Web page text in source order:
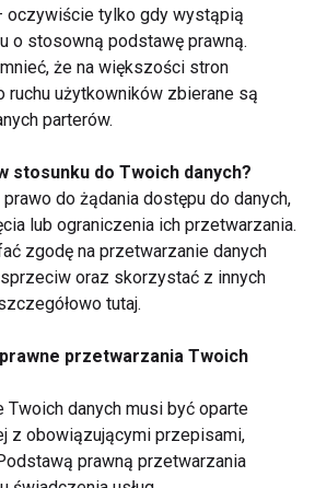
Jeśli potrzebujemy pomocy
jadłospisu,
nawyki żywieniowe, możemy
pomocy dietetyka.
DIETETYKA DIETY
PODJADANIE DIETA
oczywiście tylko gdy wystąpią
o stosowną podstawę prawną.
że na większości stron
ruchu użytkowników zbierane są
parterów.
stosunku do Twoich danych?
do żądania dostępu do danych,
lub ograniczenia ich przetwarzania.
zgodę na przetwarzanie danych
oraz skorzystać z innych
tutaj.
przetwarzania Twoich
Twoich danych musi być oparte
z obowiązującymi przepisami,
prawną przetwarzania